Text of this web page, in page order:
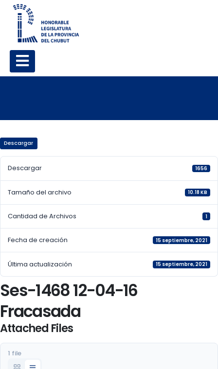
Descargar
Descargar 1656
Tamaño del archivo 10.18 KB
Cantidad de Archivos 1
Fecha de creación 15 septiembre, 2021
Última actualización 15 septiembre, 2021
Ses-1468 12-04-16
Fracasada
Attached Files
1 file